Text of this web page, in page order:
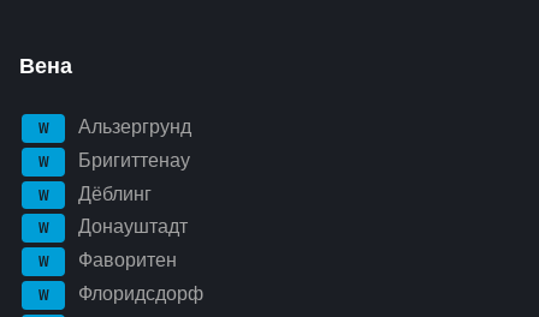
Вена
W Альзергрунд
W Бригиттенау
W Дёблинг
W Донауштадт
W Фаворитен
W Флоридсдорф